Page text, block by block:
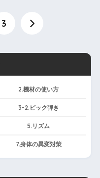
3
2.機材の使い方
3-2.ピック弾き
5.リズム
7.身体の異変対策